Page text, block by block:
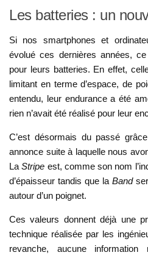
Les batteries : un
Si nos smartphones et
évolué ces dernières années,
pour leurs batteries. En effet,
limitant en terme d’espace, de
entendu, leur endurance a été
rien n’avait été réalisé pour leur
C’est désormais du passé
annonce suite à laquelle nous
LaStripe est, comme son nom
d’épaisseur tandis que la Band
autour d’un poignet.
Ces valeurs donnent déjà une
technique réalisée par les
revanche, aucune information